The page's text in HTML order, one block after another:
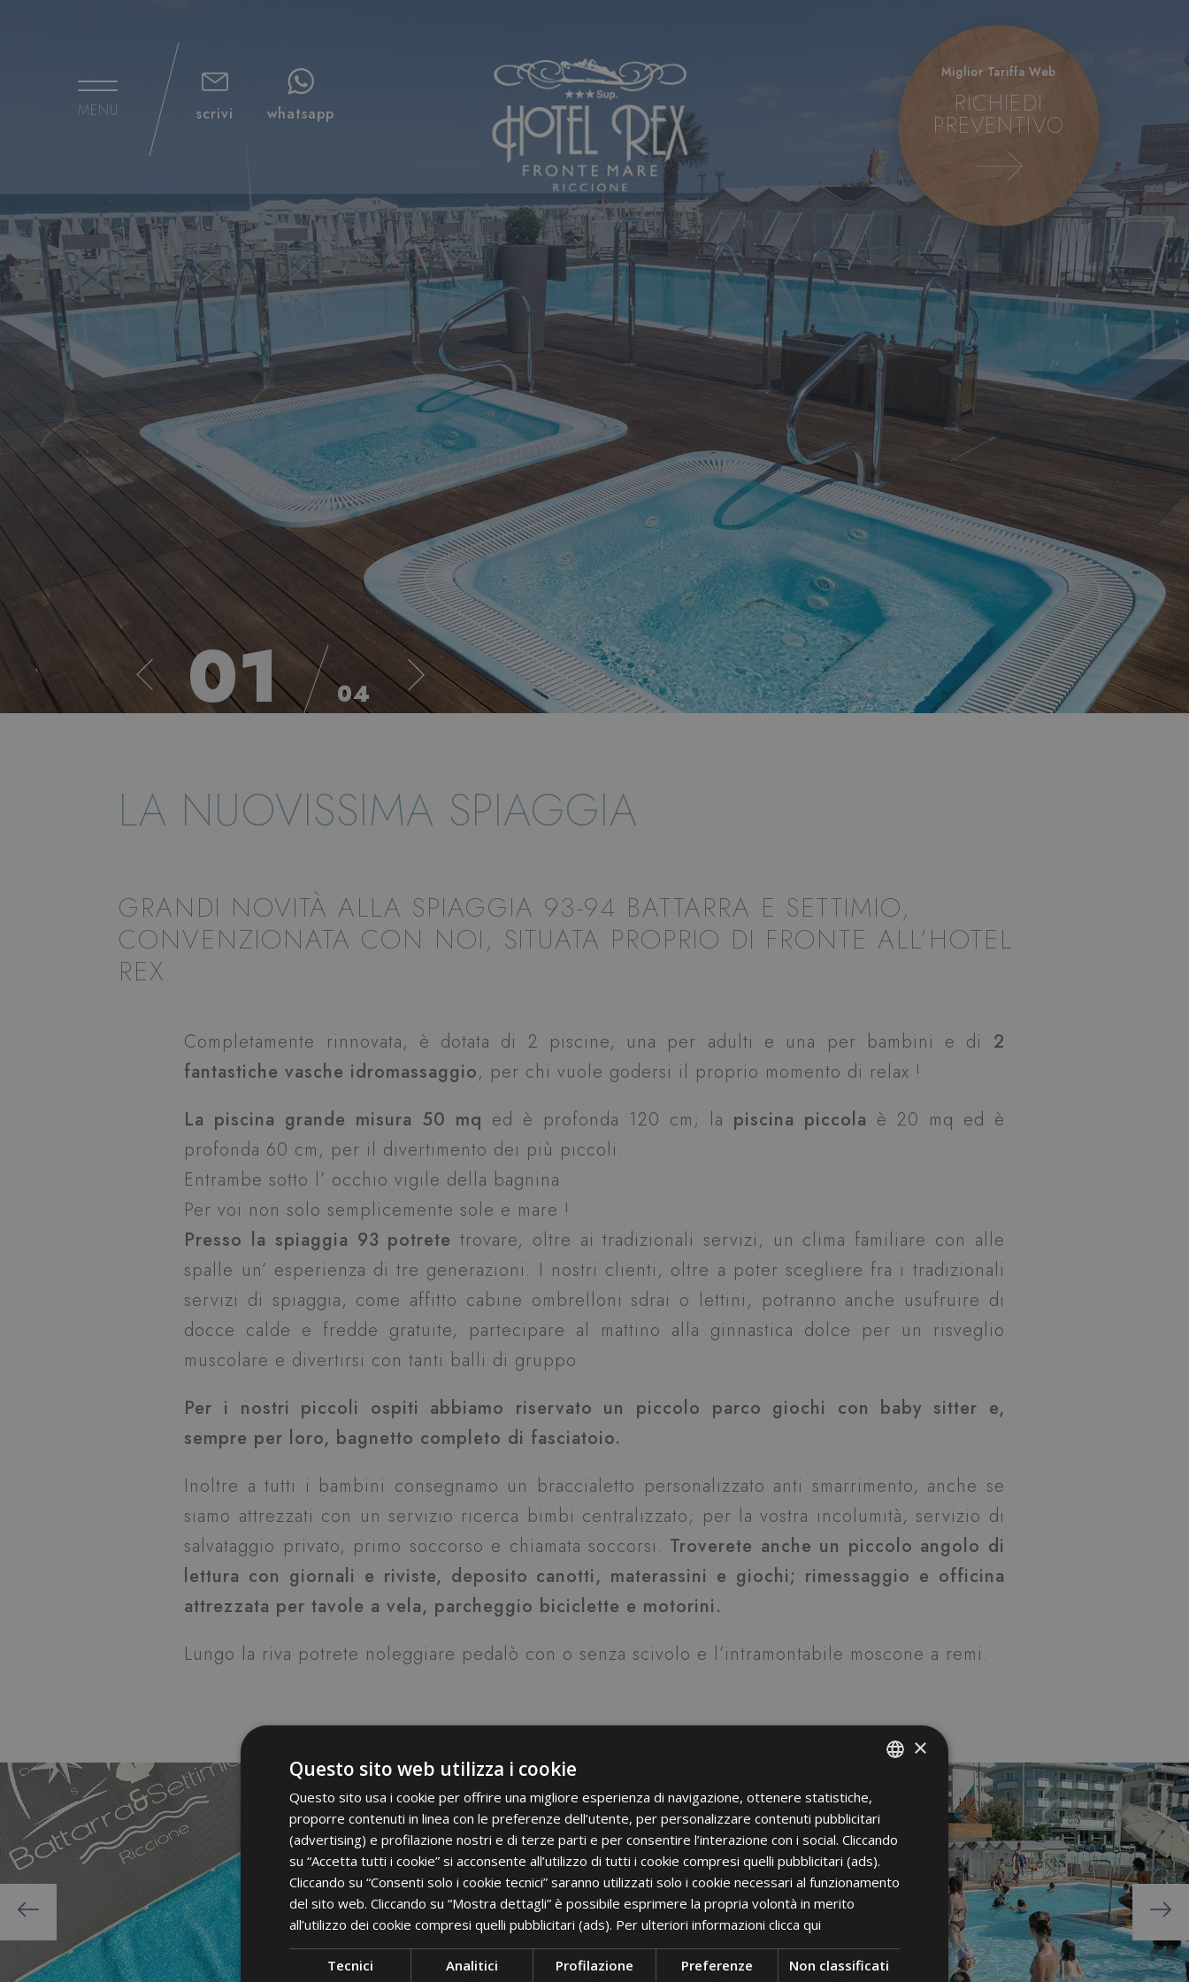
MENU scrivi whatsapp
Miglior Tariffa Web
RICHIEDI
PREVENTIVO
02 04
LA NUOVISSIMA SPIAGGIA
GRANDI NOVITÀ ALLA SPIAGGIA 93-94 BATTARRA E SETTIMIO,
CONVENZIONATA CON NOI, SITUATA PROPRIO DI FRONTE ALL’HOTEL
REX.
Completamente rinnovata, è dotata di 2 piscine, una per adulti e una per bambini e di 2
fantastiche vasche idromassaggio, per chi vuole godersi il proprio momento di relax !
La piscina grande misura 50 mq ed è profonda 120 cm; la piscina piccola è 20 mq ed è
profonda 60 cm, per il divertimento dei più piccoli.
Entrambe sotto l’ occhio vigile della bagnina.
Per voi non solo semplicemente sole e mare !
Presso la spiaggia 93 potrete trovare, oltre ai tradizionali servizi, un clima familiare con alle
spalle un’ esperienza di tre generazioni. I nostri clienti, oltre a poter scegliere fra i tradizionali
servizi di spiaggia, come affitto cabine ombrelloni sdrai o lettini, potranno anche usufruire di
docce calde e fredde gratuite, partecipare al mattino alla ginnastica dolce per un risveglio
muscolare e divertirsi con tanti balli di gruppo.
Per i nostri piccoli ospiti abbiamo riservato un piccolo parco giochi con baby sitter e,
sempre per loro, bagnetto completo di fasciatoio.
Inoltre a tutti i bambini consegnamo un braccialetto personalizzato anti smarrimento, anche se
siamo attrezzati con un servizio ricerca bimbi centralizzato; per la vostra incolumità, servizio di
salvataggio privato, primo soccorso e chiamata soccorsi. Troverete anche un piccolo angolo di
lettura con giornali e riviste, deposito canotti, materassini e giochi; rimessaggio e officina
attrezzata per tavole a vela, parcheggio biciclette e motorini.
Lungo la riva potrete noleggiare pedalò con o senza scivolo e l’intramontabile moscone a remi.
ENGLISH
FRENCH
GERMAN
×
Questo sito web utilizza i cookie
Questo sito usa i cookie per offrire una migliore esperienza di navigazione, ottenere statistiche,
proporre contenuti in linea con le preferenze dell’utente, per personalizzare contenuti pubblicitari
(advertising) e profilazione nostri e di terze parti e per consentire l’interazione con i social. Cliccando
su “Accetta tutti i cookie” si acconsente all’utilizzo di tutti i cookie compresi quelli pubblicitari (ads).
Cliccando su “Consenti solo i cookie tecnici” saranno utilizzati solo i cookie necessari al funzionamento
del sito web. Cliccando su “Mostra dettagli” è possibile esprimere la propria volontà in merito
all’utilizzo dei cookie compresi quelli pubblicitari (ads). Per ulteriori informazioni clicca qui
Tecnici Analitici Profilazione Preferenze Non classificati